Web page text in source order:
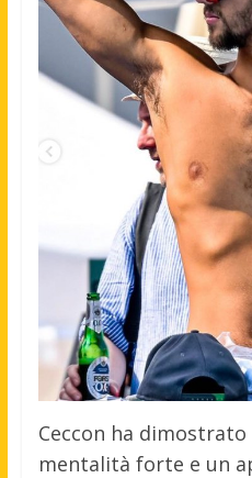
Ceccon ha dimostrato
mentalità forte e un